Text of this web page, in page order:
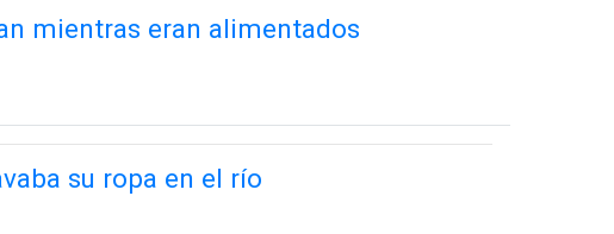
mientras eran alimentados
su ropa en el río